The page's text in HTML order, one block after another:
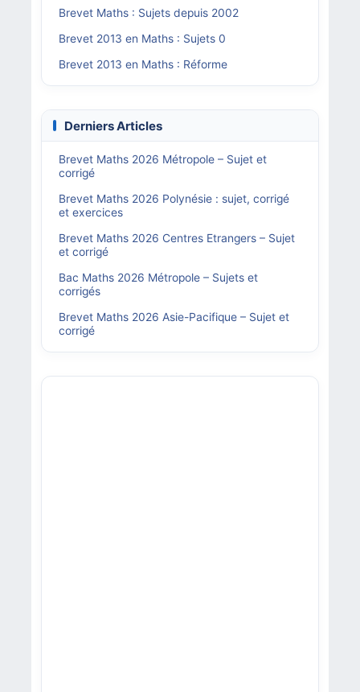
Brevet Maths : Sujets depuis 2002
Brevet 2013 en Maths : Sujets 0
Brevet 2013 en Maths : Réforme
Derniers Articles
Brevet Maths 2026 Métropole – Sujet et
corrigé
Brevet Maths 2026 Polynésie : sujet, corrigé
et exercices
Brevet Maths 2026 Centres Etrangers – Sujet
et corrigé
Bac Maths 2026 Métropole – Sujets et
corrigés
Brevet Maths 2026 Asie-Pacifique – Sujet et
corrigé